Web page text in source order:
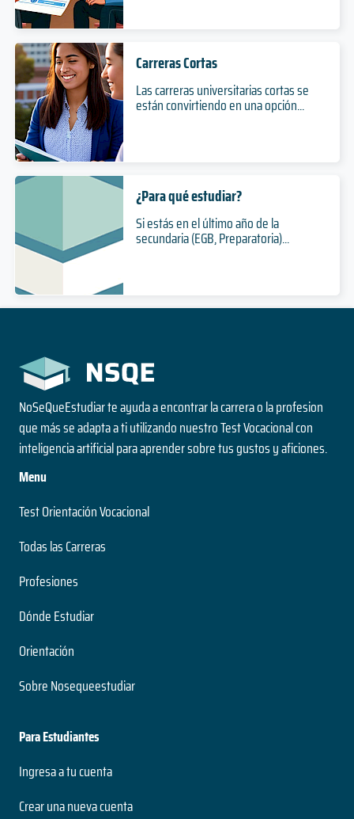
Carreras Cortas
Las carreras universitarias cortas se
están convirtiendo en una opción...
¿Para qué estudiar?
Si estás en el último año de la
secundaria (EGB, Preparatoria)...
NoSeQueEstudiar te ayuda a encontrar la carrera o la profesion
que más se adapta a ti utilizando nuestro Test Vocacional con
inteligencia artificial para aprender sobre tus gustos y aficiones.
Menu
Test Orientación Vocacional
Todas las Carreras
Profesiones
Dónde Estudiar
Orientación
Sobre Nosequeestudiar
Para Estudiantes
Ingresa a tu cuenta
Crear una nueva cuenta